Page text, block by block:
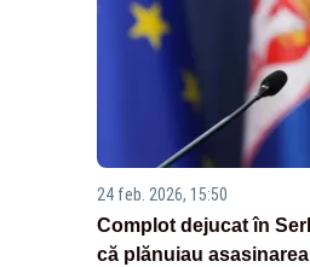
24 feb. 2026, 15:50
Complot dejucat în
că plănuiau